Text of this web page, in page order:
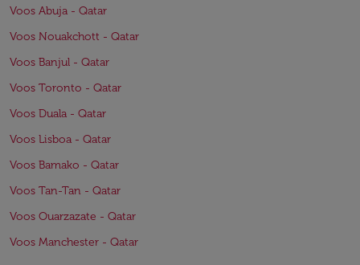
Voos Abuja - Qatar
Voos Nouakchott - Qatar
Voos Banjul - Qatar
Voos Toronto - Qatar
Voos Duala - Qatar
Voos Lisboa - Qatar
Voos Bamako - Qatar
Voos Tan-Tan - Qatar
Voos Ouarzazate - Qatar
Voos Manchester - Qatar